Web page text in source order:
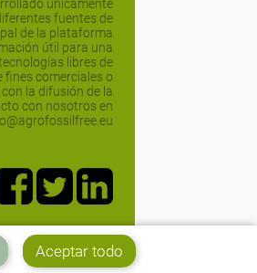
únicamente
fuentes de
de la plataforma
útil para una
libres de
fines comerciales o
la difusión de la
con nosotros en
Aceptar todo